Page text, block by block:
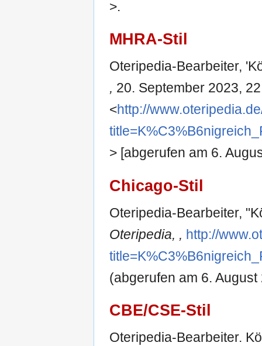
>.
MHRA-Stil
Oteripedia-Bearbeiter,
, 20. September 2023,
<http://
> [abgerufen am 6.
Chicago-Stil
Oteripedia-Bearbeiter,
Oteripedia, , http://
(abgerufen am 6. August
CBE/CSE-Stil
Oteripedia-Bearbeiter.